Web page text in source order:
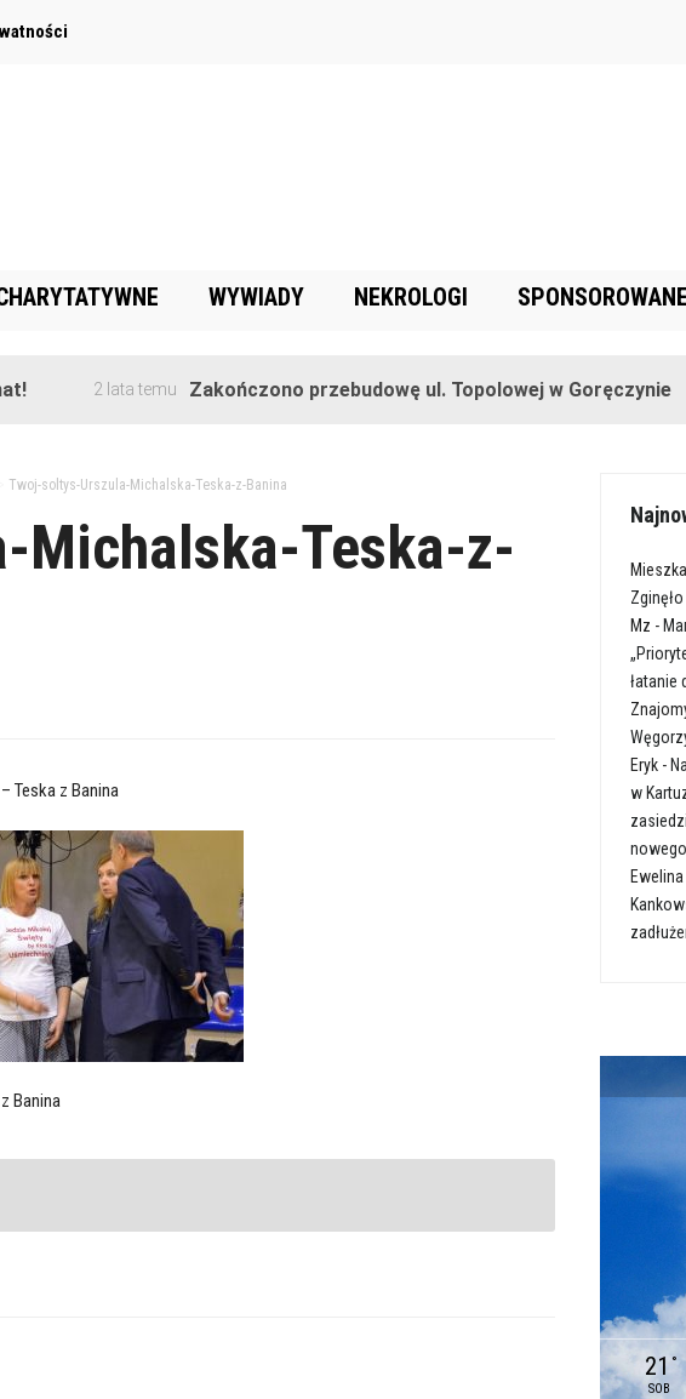
WYWIADY NEKROLOGI SPONSOROWANE
2 lata temu Zakończono przebudowę ul. Topolowej w Goręczynie 2
Twoj-soltys-Urszula-Michalska-Teska-z-Banina
Michalska-Teska-z-
Teska z Banina
Banina
Mz -
łatanie
Eryk -
w
Ewelina
21 °
SOB